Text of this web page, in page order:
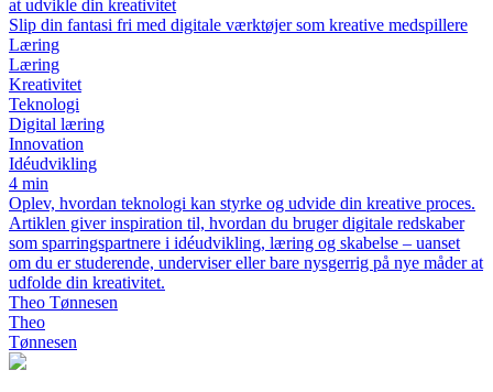
at udvikle din kreativitet
Slip din fantasi fri med digitale værktøjer som kreative medspillere
Læring
Læring
Kreativitet
Teknologi
Digital læring
Innovation
Idéudvikling
4 min
Oplev, hvordan teknologi kan styrke og udvide din kreative proces.
Artiklen giver inspiration til, hvordan du bruger digitale redskaber
som sparringspartnere i idéudvikling, læring og skabelse – uanset
om du er studerende, underviser eller bare nysgerrig på nye måder at
udfolde din kreativitet.
Theo Tønnesen
Theo
Tønnesen